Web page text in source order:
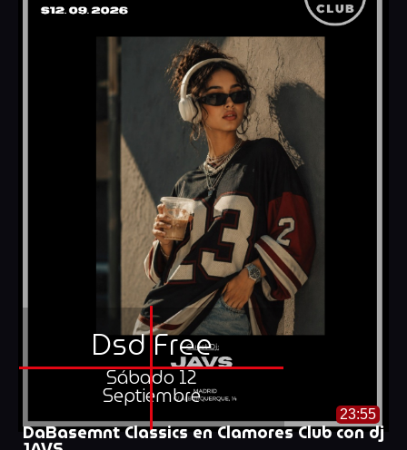
Dsd Free
Sábado 12
Septiembre
23:55
DaBasemnt Classics en Clamores Club con dj